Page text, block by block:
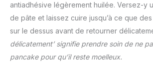
antiadhésive légèrement huilée. Versez-y
de pâte et laissez cuire jusqu’à ce que
sur le dessus avant de retourner
délicatement’ signifie prendre soin de ne
pancake pour qu’il reste moelleux.